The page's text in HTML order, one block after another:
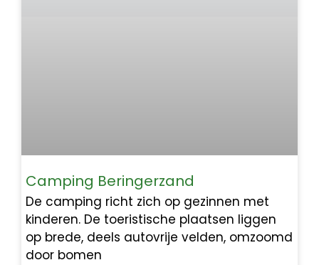
Camping Beringerzand
De camping richt zich op gezinnen met
kinderen. De toeristische plaatsen liggen
op brede, deels autovrije velden, omzoomd
door bomen